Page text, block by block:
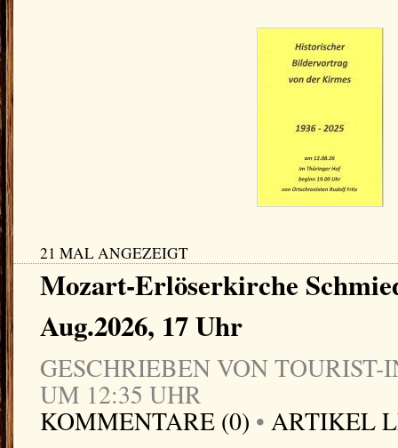
21 MAL ANGEZEIGT
Mozart-Erlöserkirche
Aug.2026, 17 Uhr
GESCHRIEBEN VON TOURIST-
UM 12:35 UHR
KOMMENTARE (0) • ARTIKEL